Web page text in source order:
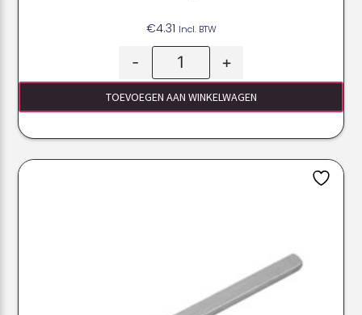
€4.31 Incl. BTW
- +
TOEVOEGEN AAN WINKELWAGEN